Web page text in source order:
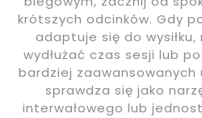
krótszych odcinków. Gdy
adaptuje się do
wydłużać czas sesji lub
bardziej zaawansowanych
sprawdza się jako
interwałowego lub